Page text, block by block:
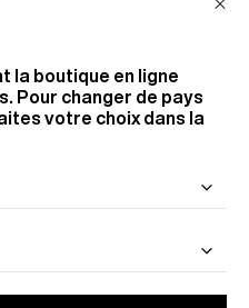
la boutique en ligne
Pour changer de pays
votre choix dans la